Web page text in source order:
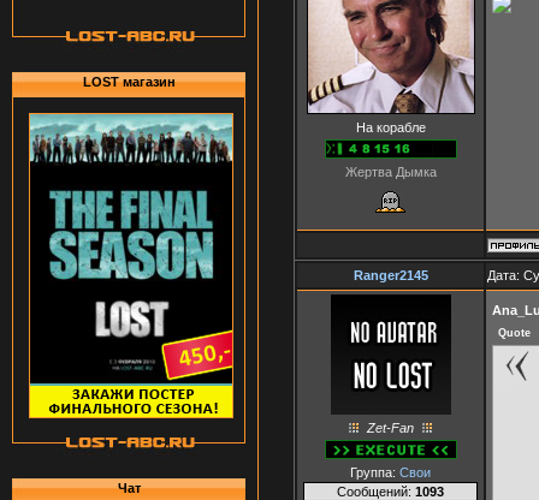
LOST магазин
Чат
На корабле
Жертва Дымка
Ranger2145 Дата:
Zet-Fan
Группа: Свои
Сообщений: 1093
Quote